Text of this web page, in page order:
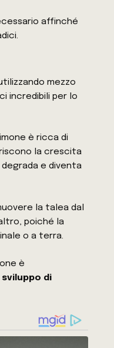
affinché
mezzo
incredibili per lo
è ricca di
la crescita
e diventa
la talea dal
poiché la
o a terra.
è
sviluppo di